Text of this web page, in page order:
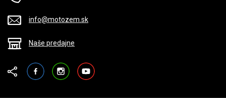
info@motozem.sk
Naše predajne
FacebookInstagramYouTube